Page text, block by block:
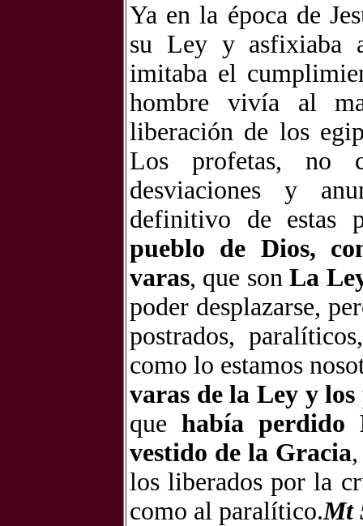
Ya en la época de
su Ley y asfixiaba
imitaba el
hombre vivía al
liberación de los
Los profetas, no
desviaciones y
definitivo de estas
pueblo de Dios,
varas, que sonLa
poder desplazarse,
postrados,
como lo estamos
varas de la Ley y
quehabía perdido
vestido de la Gracia
los liberados por la
como al paralítico.Mt